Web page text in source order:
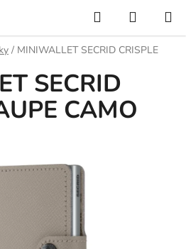
Hledat
KOŠÍK
/ MINIWALLET SECRID CRISPLE
SECRID
CAMO